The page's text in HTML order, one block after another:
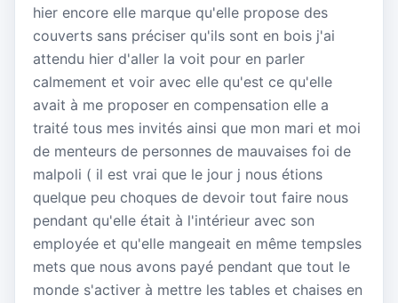
hier encore elle marque qu'elle propose des
couverts sans préciser qu'ils sont en bois j'ai
attendu hier d'aller la voit pour en parler
calmement et voir avec elle qu'est ce qu'elle
avait à me proposer en compensation elle a
traité tous mes invités ainsi que mon mari et moi
de menteurs de personnes de mauvaises foi de
malpoli ( il est vrai que le jour j nous étions
quelque peu choques de devoir tout faire nous
pendant qu'elle était à l'intérieur avec son
employée et qu'elle mangeait en même tempsles
mets que nous avons payé pendant que tout le
monde s'activer à mettre les tables et chaises en